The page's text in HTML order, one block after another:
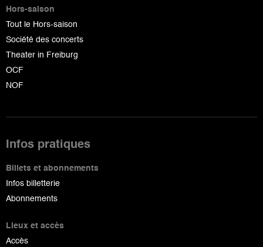
Hors-saison
Tout le Hors-saison
Société des concerts
Theater in Freiburg
OCF
NOF
Infos pratiques
Billets et abonnements
Infos billetterie
Abonnements
Lieux et accès
Accès